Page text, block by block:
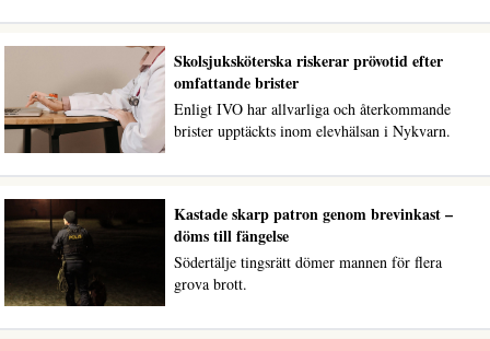
Skolsjuksköterska riskerar prövotid efter
omfattande brister
Enligt IVO har allvarliga och återkommande
brister upptäckts inom elevhälsan i Nykvarn.
Kastade skarp patron genom brevinkast –
döms till fängelse
Södertälje tingsrätt dömer mannen för flera
grova brott.